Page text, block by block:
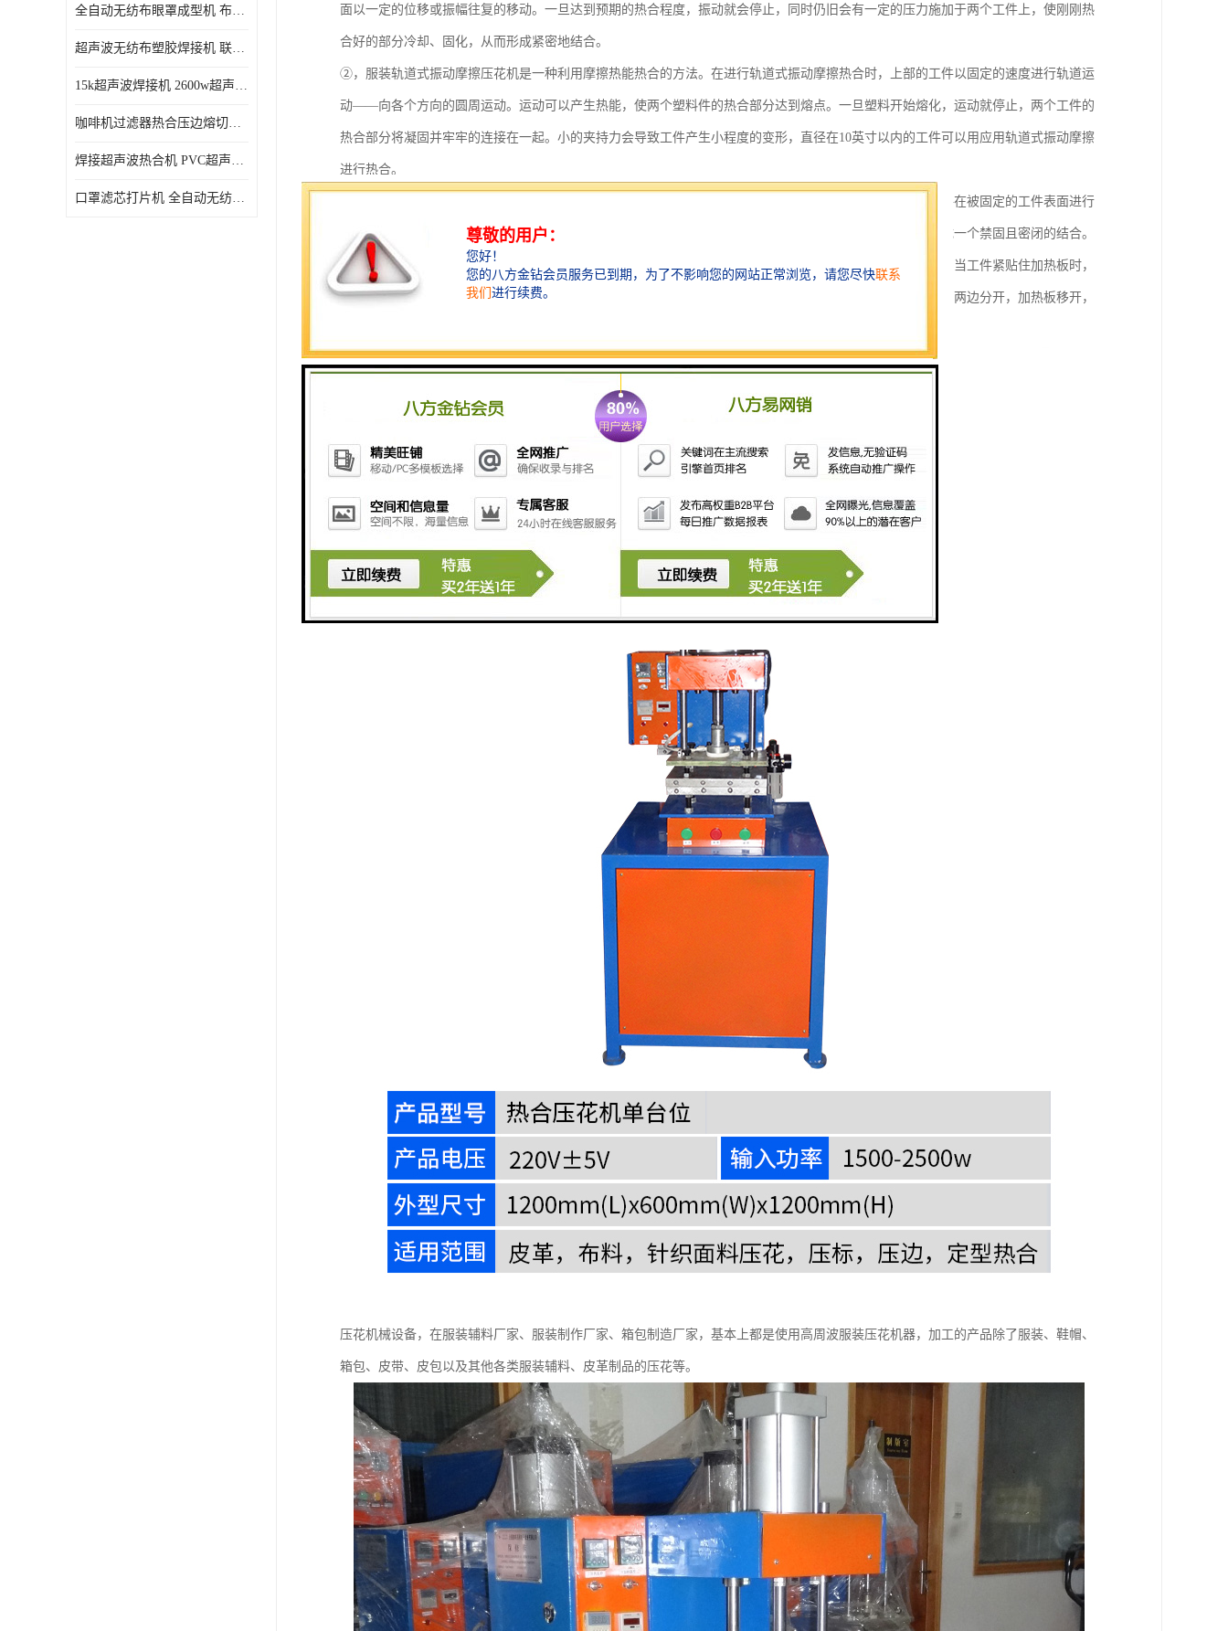
全自动无纺布眼罩成型机 布料海绵眼罩热合切边机
超声波无纺布塑胶焊接机 联宇制造
15k超声波焊接机 2600w超声波焊接机 联宇制造
咖啡机过滤器热合压边熔切机 超声波无纺布喷胶棉热合机
焊接超声波热合机 PVC超声波焊接机 无纺布超声波设备
口罩滤芯打片机 全自动无纺布压花压标设备 多层料复合机
面以一定的位移或振幅往复的移动。一旦达到预期的热合程度，振动就会停止，同时仍旧会有一定的压力施加于两个工件上，使刚刚热
合好的部分冷却、固化，从而形成紧密地结合。
②，服装轨道式振动摩擦压花机是一种利用摩擦热能热合的方法。在进行轨道式振动摩擦热合时，上部的工件以固定的速度进行轨道运
动——向各个方向的圆周运动。运动可以产生热能，使两个塑料件的热合部分达到熔点。一旦塑料开始熔化，运动就停止，两个工件的
热合部分将凝固并牢牢的连接在一起。小的夹持力会导致工件产生小程度的变形，直径在10英寸以内的工件可以用应用轨道式振动摩擦
进行热合。
③，服装旋转压花机一般用来热合两个圆形热塑性塑料工件。热合时，一个工件被固定在底模上，另一个工件在被固定的工件表面进行
自转运动。由于有一定的压力作用在两个工件上，工件间磨擦产生的热量可以使两个工件的接触面熔化并形成一个禁固且密闭的结合。
④，服装热板压花机主要通过一个由温度控制的加热板来热合塑料件。热合时，加热板置于两个塑料件之间，当工件紧贴住加热板时，
塑料开始熔化。在一段预先设置好的加热时间过去之后，工件表面的塑料将达到一定的熔化程度，此时工件向两边分开，加热板移开，
压花机械设备，在服装辅料厂家、服装制作厂家、箱包制造厂家，基本上都是使用高周波服装压花机器，加工的产品除了服装、鞋帽、
箱包、皮带、皮包以及其他各类服装辅料、皮革制品的压花等。